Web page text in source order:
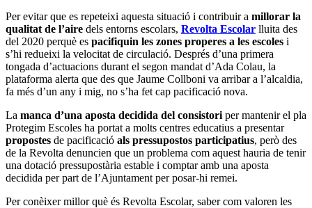
Per evitar que es repeteixi aquesta situació i contribuir a millorar la
qualitat de l’aire dels entorns escolars, Revolta Escolar lluita des
del 2020 perquè es pacifiquin les zones properes a les escoles i
s’hi redueixi la velocitat de circulació. Després d’una primera
tongada d’actuacions durant el segon mandat d’Ada Colau, la
plataforma alerta que des que Jaume Collboni va arribar a l’alcaldia,
fa més d’un any i mig, no s’ha fet cap pacificació nova.
La manca d’una aposta decidida del consistoriper mantenir el pla
Protegim Escoles ha portat a molts centres educatius a presentar
propostes de pacificació als pressupostos participatius, però des
de la Revolta denuncien que un problema com aquest hauria de tenir
una dotació pressupostària estable i comptar amb una aposta
decidida per part de l’Ajuntament per posar-hi remei.
Per conèixer millor què és Revolta Escolar, saber com valoren les